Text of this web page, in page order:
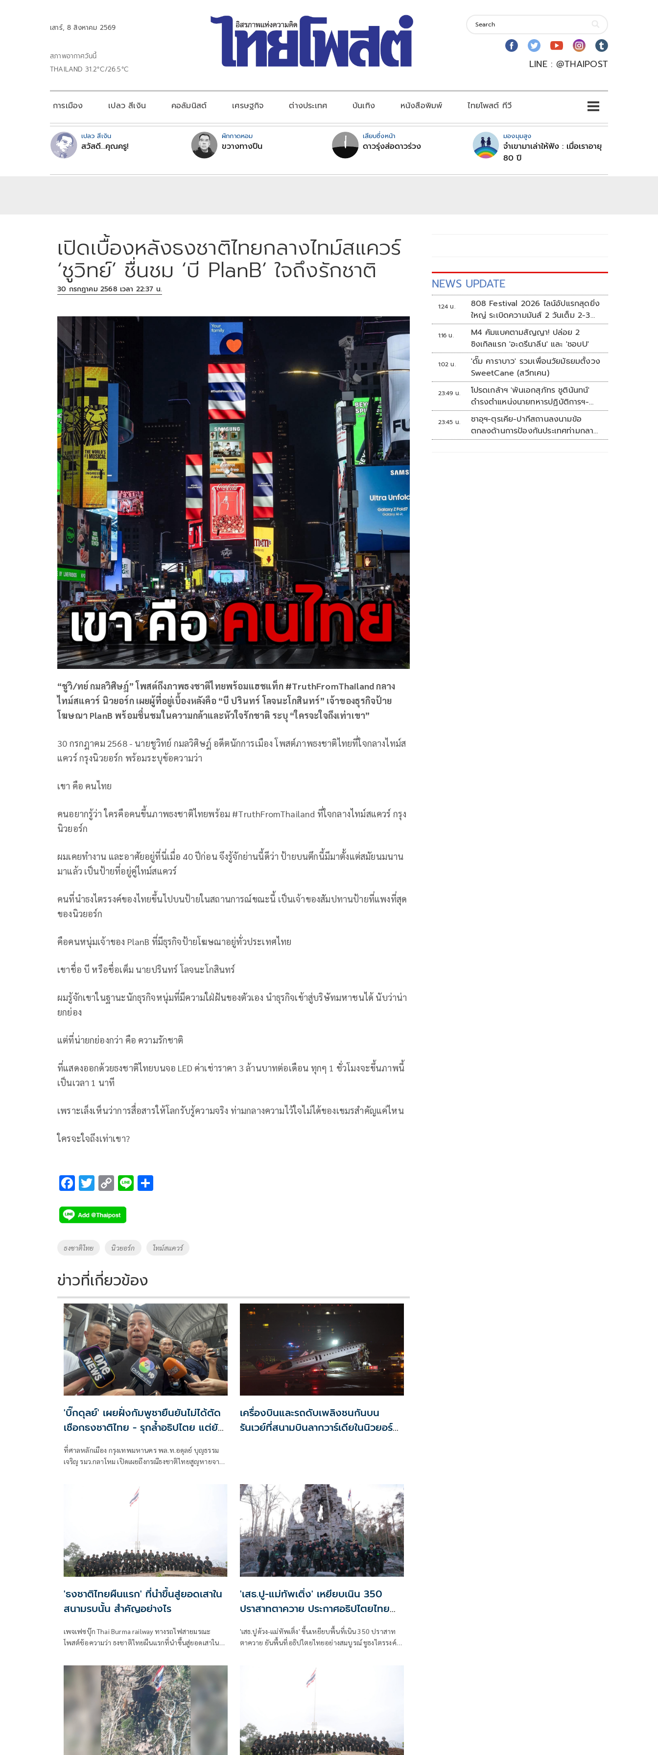
เสาร์, 8 สิงหาคม 2569
สภาพอากาศวันนี้
THAILAND 31.2°C/26.5°C
LINE : @THAIPOST
การเมือง เปลว สีเงิน คอลัมนิสต์ เศรษฐกิจ ต่างประเทศ บันเทิง หนังสือพิมพ์ ไทยโพสต์ ทีวี
เปลว สีเงิน
สวัสดี...คุณครู!
ผักกาดหอม
ขวางทางปืน
เสียบซึ่งหน้า
ดาวรุ่งส่อดาวร่วง
มองมุมสูง
จำเขามาเล่าให้ฟัง : เมื่อเราอายุ
80 ปี
เปิดเบื้องหลังธงชาติไทยกลางไทม์สแควร์
‘ชูวิทย์’ ชื่นชม ‘บี PlanB’ ใจถึงรักชาติ
30 กรกฎาคม 2568 เวลา 22:37 น.
“ชูวิ/ทย์ กมลวิศิษฎ์” โพสต์ถึงภาพธงชาติไทยพร้อมแฮชแท็ก #TruthFromThailand กลาง
ไทม์สแควร์ นิวยอร์ก เผยผู้ที่อยู่เบื้องหลังคือ “บี ปรินทร์ โลจนะโกสินทร์” เจ้าของธุรกิจป้าย
โฆษณา PlanB พร้อมชื่นชมในความกล้าและหัวใจรักชาติ ระบุ “ใครจะใจถึงเท่าเขา”
30 กรกฎาคม 2568 - นายชูวิทย์ กมลวิศิษฎ์ อดีตนักการเมือง โพสต์ภาพธงชาติไทยที่ใจกลางไทม์ส
แควร์ กรุงนิวยอร์ก พร้อมระบุข้อความว่า
เขา คือ คนไทย
คนอยากรู้ว่า ใครคือคนขึ้นภาพธงชาติไทยพร้อม #TruthFromThailand ที่ใจกลางไทม์สแควร์ กรุง
นิวยอร์ก
ผมเคยทำงาน และอาศัยอยู่ที่นี่เมื่อ 40 ปีก่อน จึงรู้จักย่านนี้ดีว่า ป้ายบนตึกนี้มีมาตั้งแต่สมัยนมนาน
มาแล้ว เป็นป้ายที่อยู่คู่ไทม์สแควร์
คนที่นำธงไตรรงค์ของไทยขึ้นไปบนป้ายในสถานการณ์ขณะนี้ เป็นเจ้าของสัมปทานป้ายที่แพงที่สุด
ของนิวยอร์ก
คือคนหนุ่มเจ้าของ PlanB ที่มีธุรกิจป้ายโฆษณาอยู่ทั่วประเทศไทย
เขาชื่อ บี หรือชื่อเต็ม นายปรินทร์ โลจนะโกสินทร์
ผมรู้จักเขาในฐานะนักธุรกิจหนุ่มที่มีความใฝ่ฝันของตัวเอง นำธุรกิจเข้าสู่บริษัทมหาชนได้ นับว่าน่า
ยกย่อง
แต่ที่น่ายกย่องกว่า คือ ความรักชาติ
ที่แสดงออกด้วยธงชาติไทยบนจอ LED ค่าเช่าราคา 3 ล้านบาทต่อเดือน ทุกๆ 1 ชั่วโมงจะขึ้นภาพนี้
เป็นเวลา 1 นาที
เพราะเล็งเห็นว่าการสื่อสารให้โลกรับรู้ความจริง ท่ามกลางความไว้ใจไม่ได้ของเขมรสำคัญแค่ไหน
ใครจะใจถึงเท่าเขา?
F
e
b
o
k
T
tt
er
C
p
y
Li
k
Li
Tags
ธงชาติไทย นิวยอร์ก ไทม์สแควร์
ข่าวที่เกี่ยวข้อง
'บิ๊กดุลย์' เผยฝั่งกัมพูชายืนยันไม่ได้ตัด
เชือกธงชาติไทย - รุกล้ำอธิปไตย แต่ยัง
ไม่เชื่อทั้งหมด
ที่ศาลหลักเมือง กรุงเทพมหานคร พล.ท.อดุลย์ บุญธรรม
เจริญ รมว.กลาโหม เปิดเผยถึงกรณีธงชาติไทยสูญหายจาก
เครื่องบินและรถดับเพลิงชนกันบน
รันเวย์ที่สนามบินลากวาร์เดียในนิวยอร์ก
'ธงชาติไทยผืนแรก' ที่นำขึ้นสู่ยอดเสาใน
สนามรบนั้น สำคัญอย่างไร
เพจเฟซบุ๊ก Thai Burma railway ทางรถไฟสายมรณะ
โพสต์ช้อความว่า ธงชาติไทยผืนแรกที่นำขึ้นสู่ยอดเสาใน
แรกที่ปักบนภูมะเขือได้สำเร็จแล้วว่าควรมีการจัดเก็บเพื่อ
เตรียมนำจัดแสดงในอนาคต เพราะมันคือความภาคภูมิใจ
ของคนในชาติ และมันคือความเสียสละของทหารไทย
'เสธ.ปู-แม่ทัพเติ่ง' เหยียบเนิน 350
ปราสาทตาควาย ประกาศอธิปไตยไทย
'เสธ.ปูด้วง-แม่ทัพเติ่ง' ขึ้นเหยียบพื้นที่เนิน 350 ปราสาท
ตาควาย ยันพื้นที่อธิปไตยไทยอย่างสมบูรณ์ ชูธงไตรรงค์
NEWS UPDATE
1:24 น.
808 Festival 2026 ไลน์อัปแรกสุดยิ่ง
ใหญ่ ระเบิดความมันส์ 2 วันเต็ม 2-3
ต.ค.นี้
1:16 น.
M4 คัมแบคตามสัญญา! ปล่อย 2
ซิงเกิลแรก 'อะดรีนาลีน' และ 'ชอบU'
1:02 น.
'ดั๊ม คาราบาว' รวมเพื่อนวัยมัธยมตั้งวง
SweetCane (สวีทเคน)
23:49 น.
โปรดเกล้าฯ 'พันเอกสุภัทร ชูตินันทน์'
ดำรงตำแหน่งนายทหารปฏิบัติการฯ-
พระราชทานยศ 'พลตรี'
23:45 น.
ซาอุฯ-ตุรเคีย-ปากีสถานลงนามข้อ
ตกลงด้านการป้องกันประเทศท่ามกลาง
สงครามในภูมิภาค